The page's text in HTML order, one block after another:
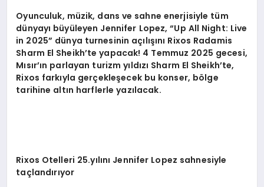
Oyunculuk, müzik, dans ve sahne enerjisiyle tüm
dünyayı büyüleyen Jennifer Lopez,“Up All Night: Live
in 2025” dünya turnesinin açılışını Rixos Radamis
Sharm El Sheikh’te yapacak! 4 Temmuz 2025 gecesi,
Mısır’ın parlayan turizm yıldızı Sharm El Sheikh’te,
Rixos farkıyla gerçekleşecek bu konser, bölge
tarihine altın harflerle yazılacak.
Rixos Otelleri 25.yılını Jennifer Lopez sahnesiyle
taçlandırıyor